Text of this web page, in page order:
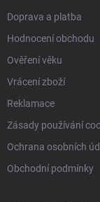
Doprava a platba
Hodnocení obchodu
Ověření věku
Vrácení zboží
Reklamace
Zásady používání
Ochrana osobních
Obchodní podmínky